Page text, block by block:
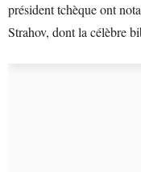
président tchèque ont
Strahov, dont la célèbre